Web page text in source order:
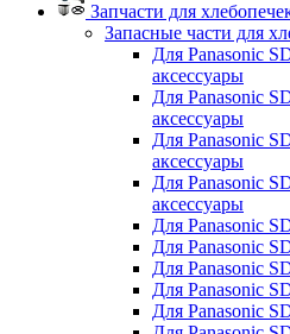
Запчасти для
Запасные части для
Для Panasonic
аксессуары
Для Panasonic
аксессуары
Для Panasonic
аксессуары
Для Panasonic
аксессуары
Для Panasonic
Для Panasonic
Для Panasonic
Для Panasonic
Для Panasonic